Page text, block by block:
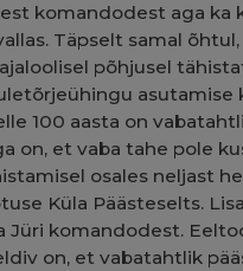
komandodest aga
Täpselt samal
põhjusel
asutamise
100 aasta on
et vaba tahe pole
osales neljast
Küla Päästeselts.
komandodest.
on, et vabatahtlik